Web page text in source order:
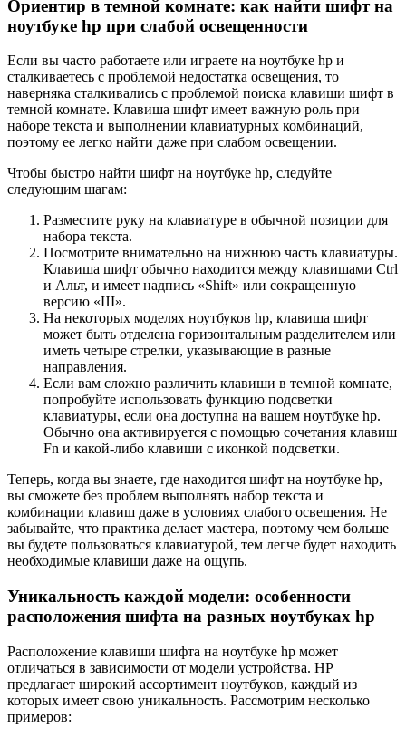
Ориентир в темной комнате: как найти шифт на
ноутбуке hp при слабой освещенности
Если вы часто работаете или играете на ноутбуке hp и
сталкиваетесь с проблемой недостатка освещения, то
наверняка сталкивались с проблемой поиска клавиши шифт в
темной комнате. Клавиша шифт имеет важную роль при
наборе текста и выполнении клавиатурных комбинаций,
поэтому ее легко найти даже при слабом освещении.
Чтобы быстро найти шифт на ноутбуке hp, следуйте
следующим шагам:
Разместите руку на клавиатуре в обычной позиции для
набора текста.
Посмотрите внимательно на нижнюю часть клавиатуры.
Клавиша шифт обычно находится между клавишами Ctrl
и Альт, и имеет надпись «Shift» или сокращенную
версию «Ш».
На некоторых моделях ноутбуков hp, клавиша шифт
может быть отделена горизонтальным разделителем или
иметь четыре стрелки, указывающие в разные
направления.
Если вам сложно различить клавиши в темной комнате,
попробуйте использовать функцию подсветки
клавиатуры, если она доступна на вашем ноутбуке hp.
Обычно она активируется с помощью сочетания клавиш
Fn и какой-либо клавиши с иконкой подсветки.
Теперь, когда вы знаете, где находится шифт на ноутбуке hp,
вы сможете без проблем выполнять набор текста и
комбинации клавиш даже в условиях слабого освещения. Не
забывайте, что практика делает мастера, поэтому чем больше
вы будете пользоваться клавиатурой, тем легче будет находить
необходимые клавиши даже на ощупь.
Уникальность каждой модели: особенности
расположения шифта на разных ноутбуках hp
Расположение клавиши шифта на ноутбуке hp может
отличаться в зависимости от модели устройства. HP
предлагает широкий ассортимент ноутбуков, каждый из
которых имеет свою уникальность. Рассмотрим несколько
примеров: